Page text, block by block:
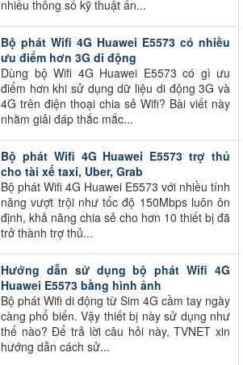
nhiều thông số kỹ thuật ấn...
Bộ phát Wifi 4G Huawei E5573 có nhiều
ưu điểm hơn 3G di động
Dùng bộ Wifi 4G Huawei E5573 có gì ưu
điểm hơn khi sử dụng dữ liệu di động 3G và
4G trên điện thoại chia sẻ Wifi? Bài viết này
nhằm giải đáp thắc mắc...
Bộ phát Wifi 4G Huawei E5573 trợ thủ
cho tài xế taxi, Uber, Grab
Bộ phát Wifi 4G Huawei E5573 với nhiều tính
năng vượt trội như tốc độ 150Mbps luôn ôn
định, khả năng chia sẻ cho hơn 10 thiết bị đã
trở thành trợ thủ...
Hướng dẫn sử dụng bộ phát Wifi 4G
Huawei E5573 bằng hình ảnh
Bộ phát Wifi di động từ Sim 4G cầm tay ngày
càng phổ biến. Vậy thiết bị này sử dụng như
thế nào? Để trả lời câu hỏi này, TVNET xin
hướng dẫn cách sử...